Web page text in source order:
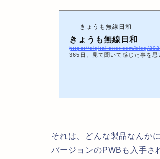
きょうも無線日和
きょうも無線日和
https://digital-dxer.com/blog/
365日、見て聞いて感じた事を
それは、どんな製品なんか
バージョンのPWBも入手さ